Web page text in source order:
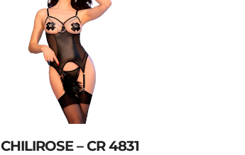
CHILIROSE – CR 4831